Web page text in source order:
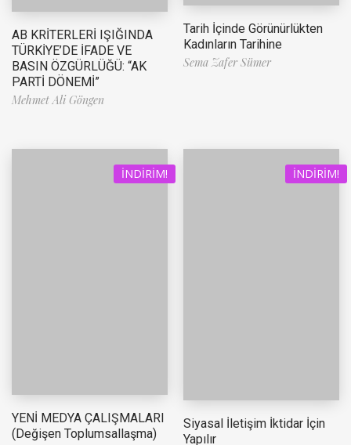
AB KRİTERLERİ IŞIĞINDA
TÜRKİYE’DE İFADE VE
BASIN ÖZGÜRLÜĞÜ: “AK
PARTİ DÖNEMİ”
Mehmet Ali Göngen
Tarih İçinde Görünürlükten
Kadınların Tarihine
Sema Zafer Sümer
İNDIRIM!
YENİ MEDYA ÇALIŞMALARI
(Değişen Toplumsallaşma)
İNDIRIM!
Siyasal İletişim İktidar İçin
Yapılır